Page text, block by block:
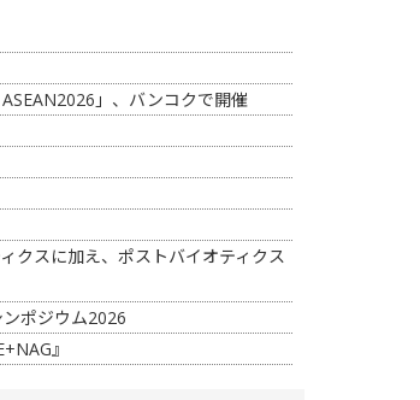
」、バンコクで開催
クスに加え、ポストバイオティクス
ポジウム2026
』